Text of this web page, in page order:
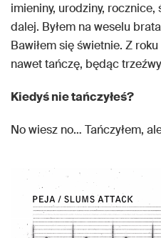
imieniny, urodziny,
dalej. Byłem na weselu
Bawiłem się świetnie. Z
nawet tańczę, będąc
Kiedyś nie tańczyłeś?
No wiesz no… Tańczyłem,